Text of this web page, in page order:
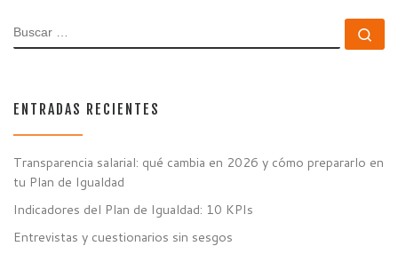
BUSCAR
ENTRADAS RECIENTES
Transparencia salarial: qué cambia en 2026 y cómo prepararlo en
tu Plan de Igualdad
Indicadores del Plan de Igualdad: 10 KPIs
Entrevistas y cuestionarios sin sesgos